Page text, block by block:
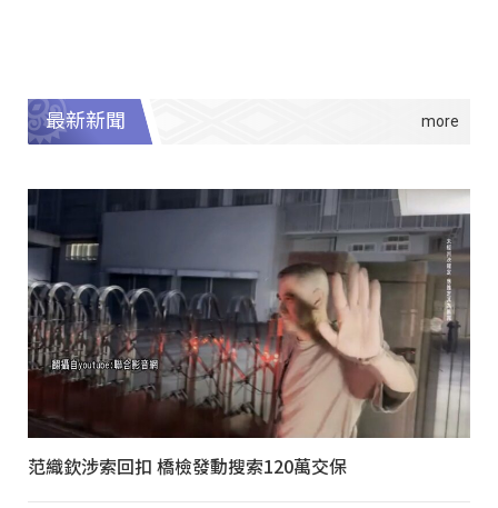
最新新聞
范織欽涉索回扣 橋檢發動搜索120萬交保